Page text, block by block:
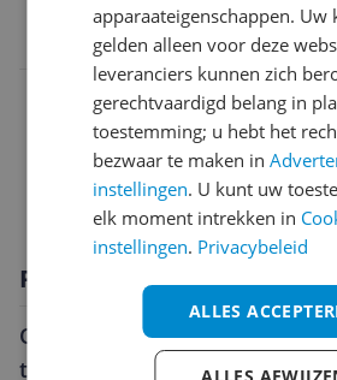
6438409068231
Aansluitingen
Algemeen
Scherm
Productomschrijving
Onbegrensde mogelijkheden
tablet
apparaateigenschappen. Uw
gelden alleen voor deze
leveranciers kunnen zich
gerechtvaardigd belang in
toestemming; u hebt het
bezwaar te maken in
instellingen. U kunt uw
elk moment intrekken in
instellingen. Privacybeleid
ALLES
ALLES